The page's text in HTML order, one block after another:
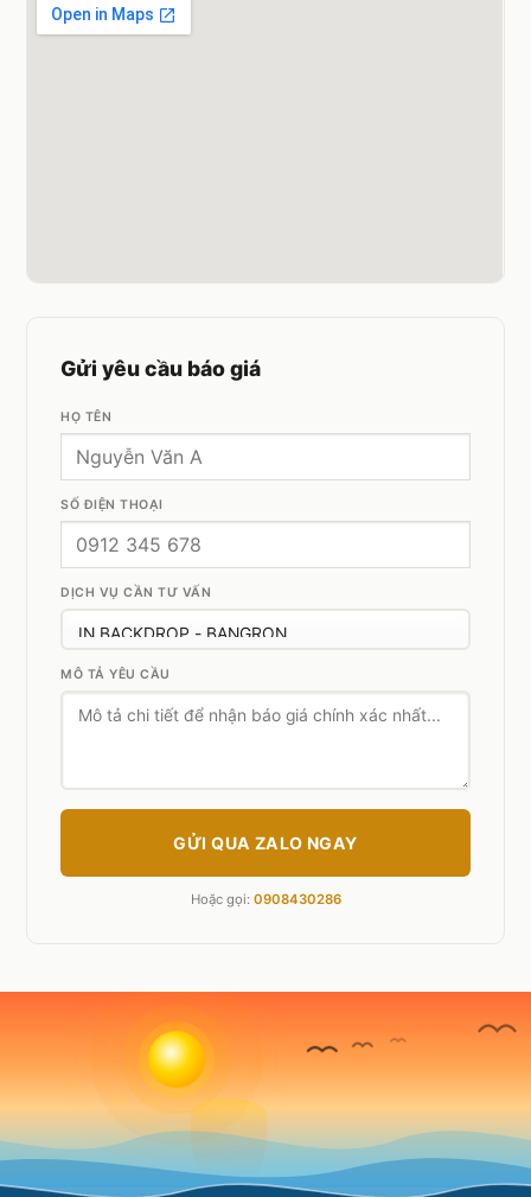
Gửi yêu cầu báo giá
HỌ TÊN
SỐ ĐIỆN THOẠI
DỊCH VỤ CẦN TƯ VẤN
MÔ TẢ YÊU CẦU
GỬI QUA ZALO NGAY
Hoặc gọi: 0908430286